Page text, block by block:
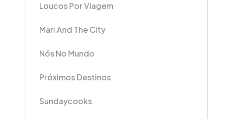
Loucos Por Viagem
Mari And The City
Nós No Mundo
Próximos Destinos
Sundaycooks